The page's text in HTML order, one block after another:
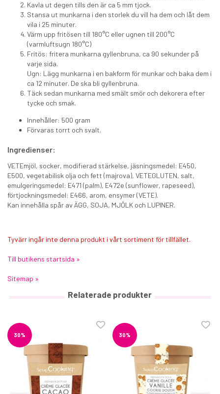
Kavla ut degen tills den är ca 5 mm tjock.
Stansa ut munkarna i den storlek du vill ha dem och låt dem
vila i 25 minuter.
Värm upp fritösen till 180°C eller ugnen till 200°C
(varmluftsugn 180°C)
Fritös: fritera munkarna gyllenbruna, ca 90 sekunder på
varje sida.
Ugn: Lägg munkarna i en bakform för munkar och baka dem i
ca 12 minuter. De ska bli gyllenbruna.
Täck sedan munkarna med smält smör och dekorera efter
tycke och smak.
Innehåller: 500 gram
Förvaras torrt och svalt.
Ingredienser:
VETEmjöl, socker, modifierad stärkelse, jäsningsmedel: E450,
E500, vegetabilisk olja och fett (majrova), VETEGLUTEN, salt,
emulgeringsmedel: E471 (palm), E472e (sunflower, rapeseed),
förtjockningsmedel: E466, arom, ensymer (VETE).
Kan innehålla spår av ÄGG, SOJA, MJÖLK och LUPINER.
Tyvärr ingår inte denna produkt i vårt sortiment för tillfället.
Till butikens startsida »
Sitemap »
Relaterade produkter
30% 30%